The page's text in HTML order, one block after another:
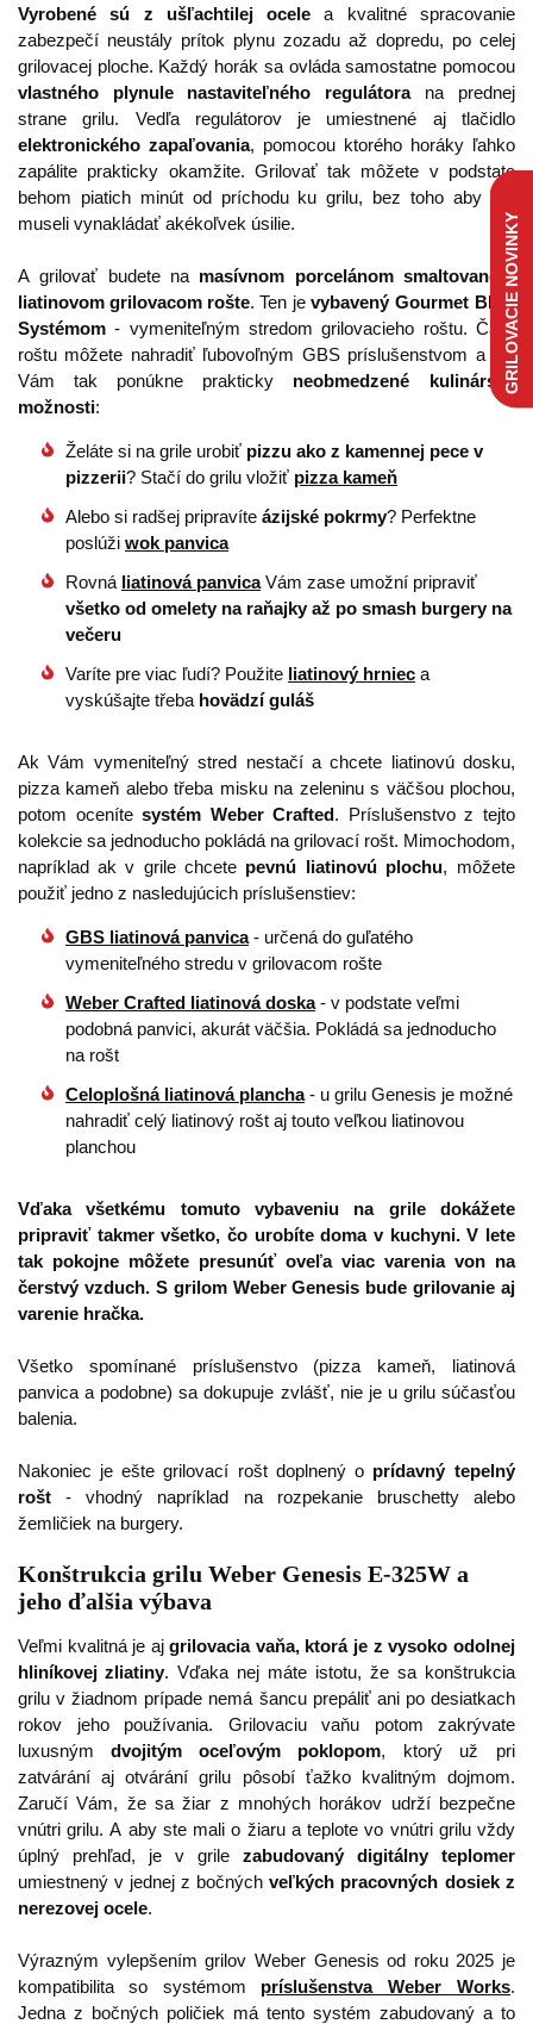
GRILOVACIE NOVINKY
Vyrobené sú z ušľachtilej ocele a kvalitné spracovanie
zabezpečí neustály prítok plynu zozadu až dopredu, po celej
grilovacej ploche. Každý horák sa ovláda samostatne pomocou
vlastného plynule nastaviteľného regulátorana prednej
strane grilu. Vedľa regulátorov je umiestnené aj tlačidlo
elektronického zapaľovania, pomocou ktorého horáky ľahko
zapálite prakticky okamžite. Grilovať tak môžete v podstate
behom piatich minút od príchodu ku grilu, bez toho aby ste
museli vynakládať akékoľvek úsilie.
A grilovať budete na masívnom porcelánom smaltovanom
liatinovom grilovacom rošte. Ten je vybavený Gourmet BBQ
Systémom - vymeniteľným stredom grilovacieho roštu. Časť
roštu môžete nahradiť ľubovoľným GBS príslušenstvom a gril
Vám tak ponúkne prakticky neobmedzené kulinárske
možnosti:
Želáte si na grile urobiť pizzu ako z kamennej pece v
pizzerii? Stačí do grilu vložiť pizza kameň
Alebo si radšej pripravíte ázijské pokrmy? Perfektne
poslúži wok panvica
Rovná liatinová panvicaVám zase umožní pripraviť
všetko od omelety na raňajky až po smash burgery na
večeru
Varíte pre viac ľudí? Použite liatinový hrniec a
vyskúšajte třeba hovädzí guláš
Ak Vám vymeniteľný stred nestačí a chcete liatinovú dosku,
pizza kameň alebo třeba misku na zeleninu s väčšou plochou,
potom oceníte systém Weber Crafted. Príslušenstvo z tejto
kolekcie sa jednoducho pokládá na grilovací rošt. Mimochodom,
napríklad ak v grile chcete pevnú liatinovú plochu, môžete
použiť jedno z nasledujúcich príslušenstiev:
GBS liatinová panvica- určená do guľatého
vymeniteľného stredu v grilovacom rošte
Weber Crafted liatinová doska- v podstate veľmi
podobná panvici, akurát väčšia. Pokládá sa jednoducho
na rošt
Celoplošná liatinová plancha- u grilu Genesis je možné
nahradiť celý liatinový rošt aj touto veľkou liatinovou
planchou
Vďaka všetkému tomuto vybaveniu na grile dokážete
pripraviť takmer všetko, čo urobíte doma v kuchyni. V lete
tak pokojne môžete presunúť oveľa viac varenia von na
čerstvý vzduch. S grilom Weber Genesis bude grilovanie aj
varenie hračka.
Všetko spomínané príslušenstvo (pizza kameň, liatinová
panvica a podobne) sa dokupuje zvlášť, nie je u grilu súčasťou
balenia.
Nakoniec je ešte grilovací rošt doplnený o prídavný tepelný
rošt - vhodný napríklad na rozpekanie bruschetty alebo
žemličiek na burgery.
Konštrukcia grilu Weber Genesis E-325W a
jeho ďalšia výbava
Veľmi kvalitná je aj grilovacia vaňa, ktorá je z vysoko odolnej
hliníkovej zliatiny. Vďaka nej máte istotu, že sa konštrukcia
grilu v žiadnom prípade nemá šancu prepáliť ani po desiatkach
rokov jeho používania. Grilovaciu vaňu potom zakrývate
luxusným dvojitým oceľovým poklopom, ktorý už pri
zatvárání aj otvárání grilu pôsobí ťažko kvalitným dojmom.
Zaručí Vám, že sa žiar z mnohých horákov udrží bezpečne
vnútri grilu. A aby ste mali o žiaru a teplote vo vnútri grilu vždy
úplný prehľad, je v grile zabudovaný digitálny teplomer
umiestnený v jednej z bočných veľkých pracovných dosiek z
nerezovej ocele.
Výrazným vylepšením grilov Weber Genesis od roku 2025 je
kompatibilita so systémom príslušenstva Weber Works.
Jedna z bočných poličiek má tento systém zabudovaný a to